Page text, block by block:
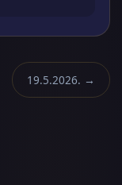
19.5.2026. →